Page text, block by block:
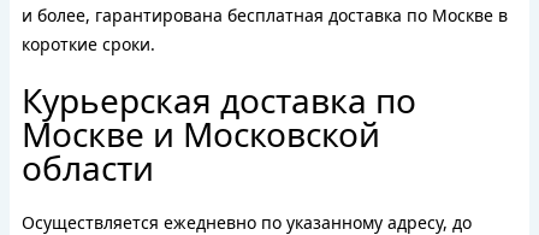
и более, гарантирована бесплатная доставка по Москве в
короткие сроки.
Курьерская доставка по
Москве и Московской
области
Осуществляется ежедневно по указанному адресу, до